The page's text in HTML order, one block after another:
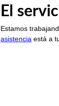
El
Estamos
asistencia está a